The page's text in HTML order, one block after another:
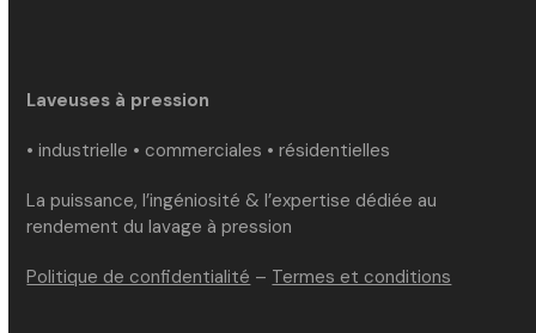
Laveuses à pression
• industrielle • commerciales • résidentielles
La puissance, l’ingéniosité & l’expertise dédiée au
rendement du lavage à pression
Politique de confidentialité – Termes et conditions